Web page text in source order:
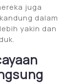
juga
dalam
yakin dan